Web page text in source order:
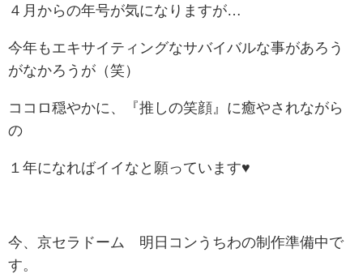
４月からの年号が気になりますが…
今年もエキサイティングなサバイバルな事があろう
がなかろうが（笑）
ココロ穏やかに、『推しの笑顔』に癒やされながら
の
１年になればイイなと願っています♥
今、京セラドーム 明日コンうちわの制作準備中で
す。